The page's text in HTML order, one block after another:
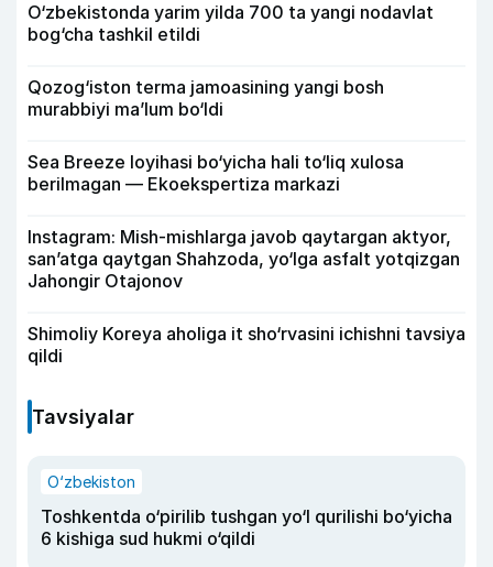
O‘zbekistonda yarim yilda 700 ta yangi nodavlat
bog‘cha tashkil etildi
Qozog‘iston terma jamoasining yangi bosh
murabbiyi ma’lum bo‘ldi
Sea Breeze loyihasi bo‘yicha hali to‘liq xulosa
berilmagan — Ekoekspertiza markazi
Instagram: Mish-mishlarga javob qaytargan aktyor,
san’atga qaytgan Shahzoda, yo‘lga asfalt yotqizgan
Jahongir Otajonov
Shimoliy Koreya aholiga it sho‘rvasini ichishni tavsiya
qildi
Tavsiyalar
O‘zbekiston
Toshkentda o‘pirilib tushgan yo‘l qurilishi bo‘yicha
6 kishiga sud hukmi o‘qildi